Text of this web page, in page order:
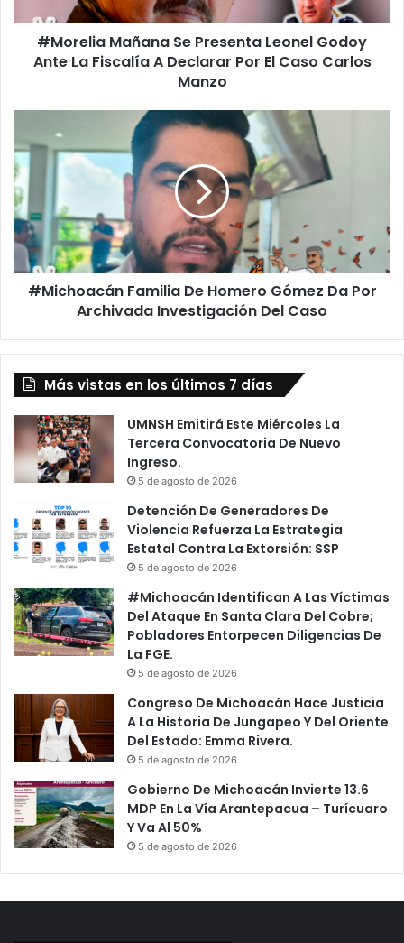
Fiscalía
Declarar
Manzo
#Morelia Mañana Se Presenta Leonel Godoy
Ante La Fiscalía A Declarar Por El Caso Carlos
Manzo
De
Homero
Gómez
Da
Por
Archivada
Investigación
Del#Michoacán Familia De Homero Gómez Da Por
Archivada Investigación Del Caso
Más vistas en los últimos 7 días
UMNSH Emitirá Este Miércoles La
Tercera Convocatoria De Nuevo
Ingreso.
5 de agosto de 2026
Detención De Generadores De
Violencia Refuerza La Estrategia
Estatal Contra La Extorsión: SSP
5 de agosto de 2026
#Michoacán Identifican A Las Víctimas
Del Ataque En Santa Clara Del Cobre;
Pobladores Entorpecen Diligencias De
La FGE.
5 de agosto de 2026
Congreso De Michoacán Hace Justicia
A La Historia De Jungapeo Y Del Oriente
Del Estado: Emma Rivera.
5 de agosto de 2026
Gobierno De Michoacán Invierte 13.6
MDP En La Vía Arantepacua – Turícuaro
Y Va Al 50%
5 de agosto de 2026